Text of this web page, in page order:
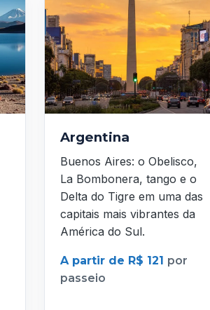
Argentina
Buenos Aires: o Obelisco,
La Bombonera, tango e o
Delta do Tigre em uma das
capitais mais vibrantes da
América do Sul.
A partir de R$ 121 por
passeio